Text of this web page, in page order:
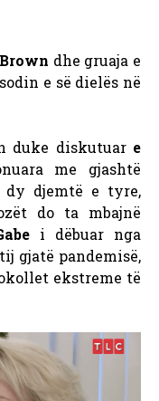
dhe gruaja e
e së dielës në
duke diskutuare
me gjashtë
dy djemtë e tyre,
do ta mbajnë
i dëbuar nga
gjatë pandemisë,
ekstreme të